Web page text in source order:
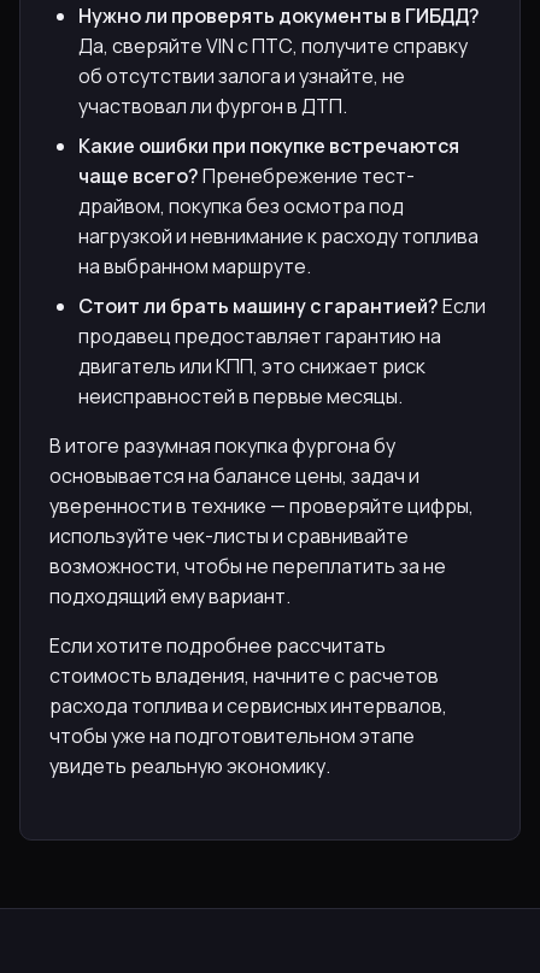
Нужно ли проверять документы в ГИБДД?
Да, сверяйте VIN с ПТС, получите справку
об отсутствии залога и узнайте, не
участвовал ли фургон в ДТП.
Какие ошибки при покупке встречаются
чаще всего?Пренебрежение тест-
драйвом, покупка без осмотра под
нагрузкой и невнимание к расходу топлива
на выбранном маршруте.
Стоит ли брать машину с гарантией?Если
продавец предоставляет гарантию на
двигатель или КПП, это снижает риск
неисправностей в первые месяцы.
В итоге разумная покупка фургона бу
основывается на балансе цены, задач и
уверенности в технике — проверяйте цифры,
используйте чек-листы и сравнивайте
возможности, чтобы не переплатить за не
подходящий ему вариант.
Если хотите подробнее рассчитать
стоимость владения, начните с расчетов
расхода топлива и сервисных интервалов,
чтобы уже на подготовительном этапе
увидеть реальную экономику.